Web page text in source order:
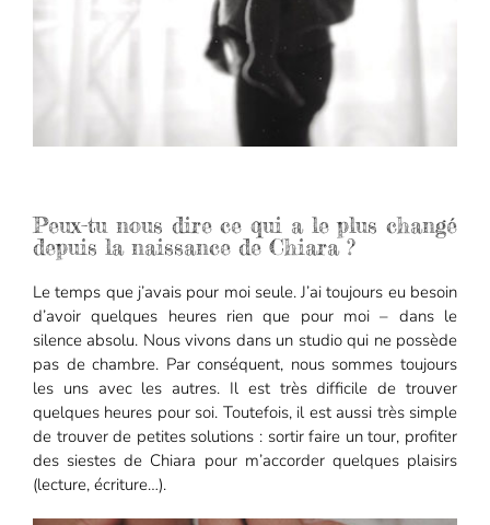
Peux-tu nous dire ce qui a le plus changé
depuis la naissance de Chiara ?
Le temps que j’avais pour moi seule. J’ai toujours eu besoin
d’avoir quelques heures rien que pour moi – dans le
silence absolu. Nous vivons dans un studio qui ne possède
pas de chambre. Par conséquent, nous sommes toujours
les uns avec les autres. Il est très difficile de trouver
quelques heures pour soi. Toutefois, il est aussi très simple
de trouver de petites solutions : sortir faire un tour, profiter
des siestes de Chiara pour m’accorder quelques plaisirs
(lecture, écriture…).